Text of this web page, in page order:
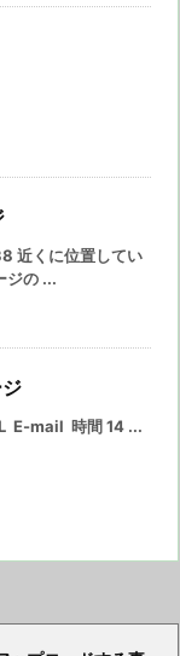
近くに位置してい
ジの ...
E-mail 時間 14 ...